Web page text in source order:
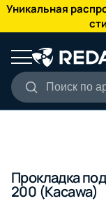
Уникальная
Поиск по
КАТАЛОГ
Прокладка
200 (Kacawa)